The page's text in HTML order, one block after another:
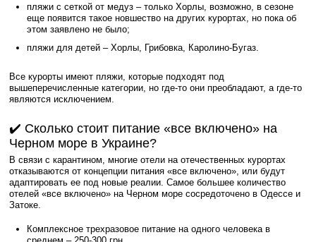
пляжи с сеткой от медуз – только Хорлы, возможно, в сезоне
еще появится такое новшество на других курортах, но пока об
этом заявлено не было;
пляжи для детей – Хорлы, Грибовка, Каролино-Бугаз.
Все курорты имеют пляжи, которые подходят под
вышеперечисленные категории, но где-то они преобладают, а где-то
являются исключением.
✔️ Сколько стоит питание «все включено» на
Черном море в Украине?
В связи с карантином, многие отели на отечественных курортах
отказываются от концепции питания «все включено», или будут
адаптировать ее под новые реалии. Самое большее количество
отелей «все включено» на Черном море сосредоточено в Одессе и
Затоке.
Комплексное трехразовое питание на одного человека в